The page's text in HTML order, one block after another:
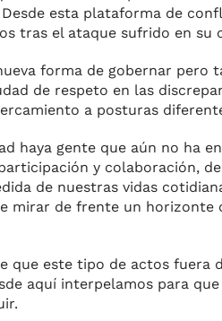
esta plataforma de
tras el ataque sufrido en su
forma de gobernar pero
de respeto en las
a posturas
haya gente que aún no ha
y colaboración,
de nuestras vidas
mirar de frente un horizonte
que este tipo de actos fuera
aquí interpelamos para